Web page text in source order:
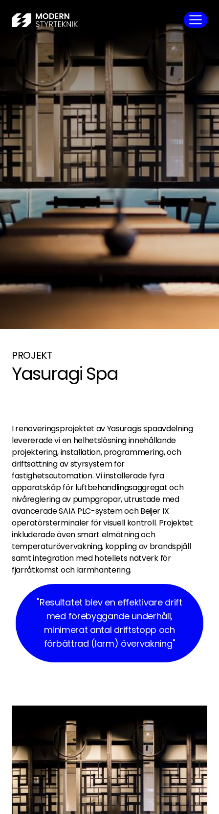
PROJEKT
Yasuragi Spa
I renoveringsprojektet av Yasuragis spaavdelning
levererade vi en helhetslösning innehållande
projektering, installation, programmering, och
driftsättning av styrsystem för
fastighetsautomation. Vi installerade fyra
apparatskåp för luftbehandlingsaggregat och
nivåreglering av pumpgropar, utrustade med
avancerade SAIA PLC-system och Beijer IX
operatörsterminaler för visuell kontroll. Projektet
inkluderade även smart elmätning och
temperaturövervakning, koppling av brandspjäll
samt integration med hotellets nätverk för
fjärråtkomst och larmhantering.
"Resultatet blev en effektivare drift
med förebyggande underhåll,
minimerat antal driftstopp och
förbättrad (larm) övervakning"